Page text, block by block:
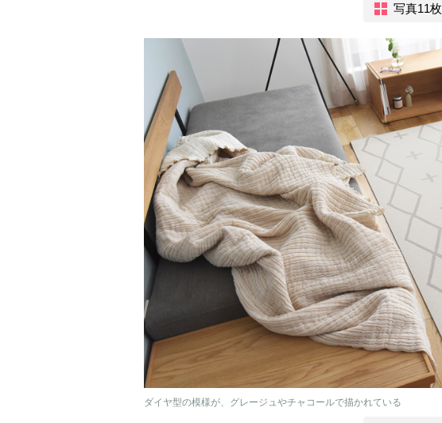
写真11枚
ダイヤ型の模様が、グレージュやチャコールで描かれている